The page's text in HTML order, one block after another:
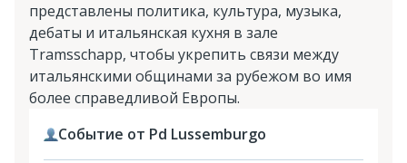
представлены политика, культура, музыка,
дебаты и итальянская кухня в зале
Tramsschapp, чтобы укрепить связи между
итальянскими общинами за рубежом во имя
более справедливой Европы.
Событие от Pd Lussemburgo